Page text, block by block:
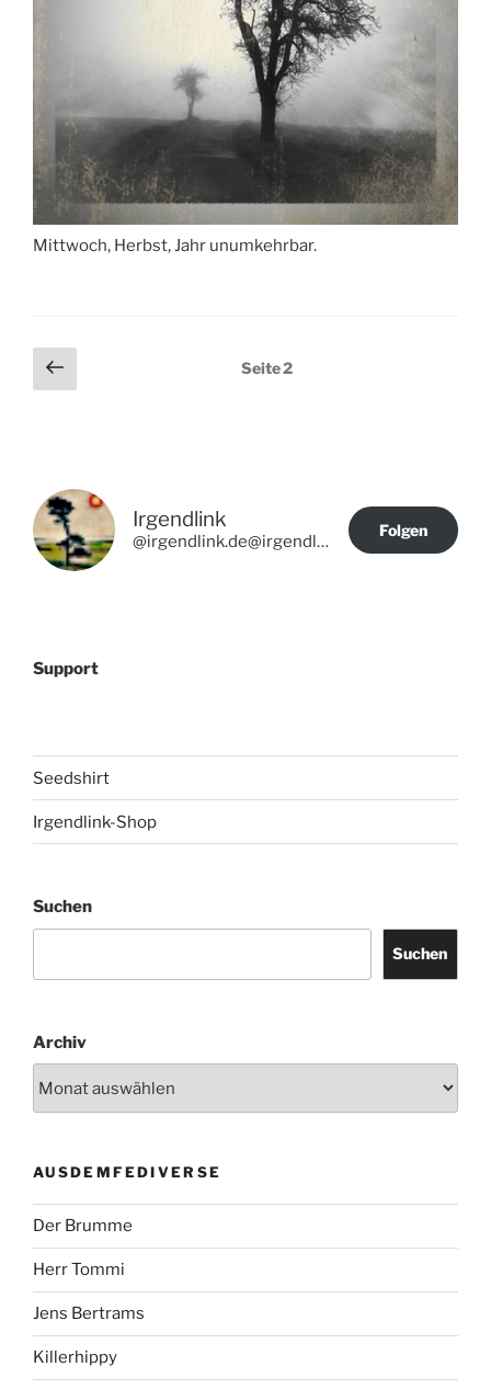
Mittwoch, Herbst, Jahr unumkehrbar.
Seitennummerierung
der
Vorherige
Seite
Seite2
Irgendlink
@irgendlink.de@irgendlink.de
Folgen
Support
Seedshirt
Irgendlink-Shop
Suchen
Suchen
Archiv
AUSDEMFEDIVERSE
Der Brumme
Herr Tommi
Jens Bertrams
Killerhippy